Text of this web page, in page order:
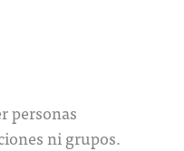
personas
ni grupos.